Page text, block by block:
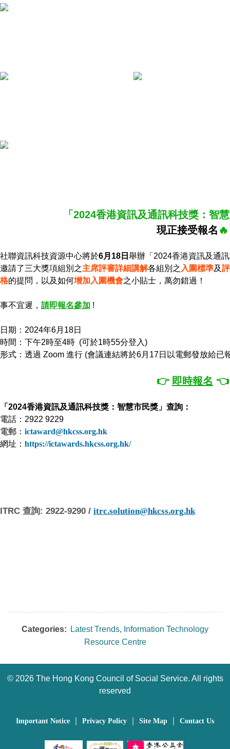
「2024香港資訊及通訊科技獎：智
現正接受報名 🔥️‍️‍
社聯資訊科技資源中心將於6月18日 舉辦「2024香港資訊及通
邀請了三大獎項組別之主席評審詳細講解各組別之 入圍標準及
格的提問，以及如何增加入圍機會之小貼士，萬勿錯過！
事不宜遲， 請即報名參加 !
日期：2024年6月18日
時間：下午2時至4時 (可於1時55分登入)
形式：透過 Zoom 進行 (會議連結將於6月17日以電郵發放給已
👉 即時報名 👈
「2024香港資訊及通訊科技獎：智慧市民獎」查詢：
電話：2922 9229
電郵： ictaward@hkcss.org.hk
網址： https://ictawards.hkcss.org.hk/
ITRC 查詢: 2922-9290 / itrc.solution@hkcss.org.hk
Categories: Latest Trends, Information Technology
Resource Centre
© 2026 The Hong Kong Council of Social Service. All rights
reserved
Important Notice Privacy Policy Site Map Contact Us